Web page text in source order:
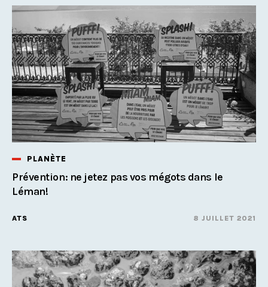
PLANÈTE
Prévention: ne jetez pas vos mégots dans le
Léman!
ATS 8 JUILLET 2021